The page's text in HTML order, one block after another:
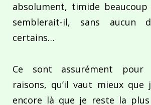
absolument, timide beaucoup
semblerait-il, sans aucun
certains…
Ce sont assurément pour
raisons, qu’il vaut mieux que
encore là que je reste la